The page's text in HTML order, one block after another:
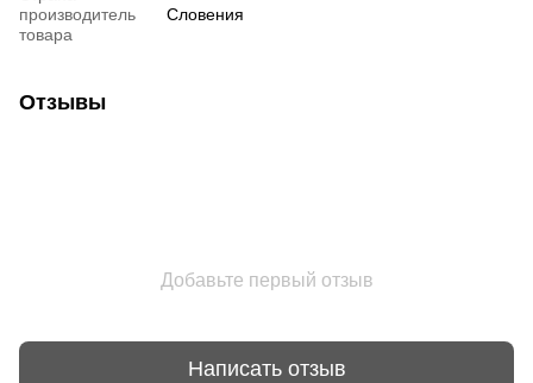
производитель
товара
Словения
Отзывы
Добавьте первый отзыв
Написать отзыв